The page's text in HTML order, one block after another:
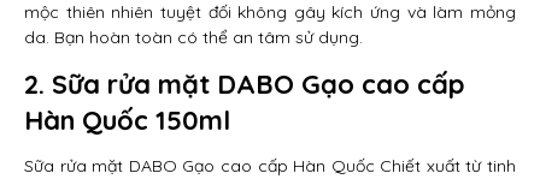
mộc thiên nhiên tuyệt đối không gây kích ứng và làm mỏng
da. Bạn hoàn toàn có thể an tâm sử dụng.
2. Sữa rửa mặt DABO Gạo cao cấp
Hàn Quốc 150ml
Sữa rửa mặt DABO Gạo cao cấp Hàn Quốc Chiết xuất từ tinh